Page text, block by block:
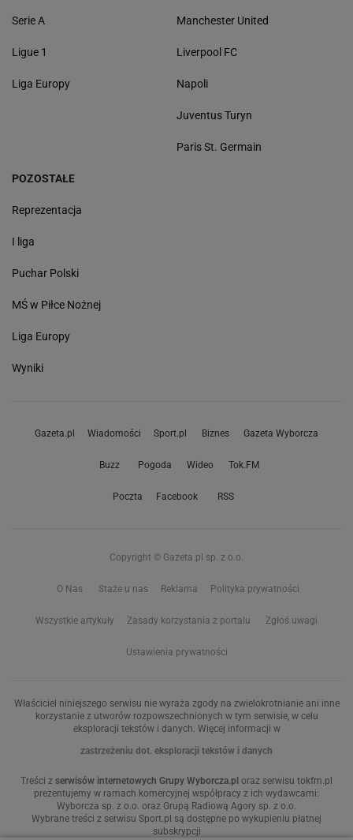
Serie A
Ligue 1
Liga Europy
Manchester United
Liverpool FC
Napoli
Juventus Turyn
Paris St. Germain
POZOSTAŁE
Reprezentacja
I liga
Puchar Polski
MŚ w Piłce Nożnej
Liga Europy
Wyniki
Gazeta.pl Wiadomości Sport.pl Biznes Gazeta Wyborcza
Buzz Pogoda Wideo Tok.FM
Poczta Facebook RSS
Copyright © Gazeta.pl sp. z o.o.
O Nas Staże u nas Reklama Polityka prywatności
Wszystkie artykuły Zasady korzystania z portalu Zgłoś uwagi
Ustawienia prywatności
Właściciel niniejszego serwisu nie wyraża zgody na zwielokrotnianie ani inne
korzystanie z utworów rozpowszechnionych w tym serwisie, w celu
eksploracji tekstów i danych. Więcej informacji w
zastrzeżeniu dot. eksploracji tekstów i danych
Treści z serwisów internetowych Grupy Wyborcza.pl oraz serwisu tokfm.pl
prezentujemy w ramach komercyjnej współpracy z ich wydawcami:
Wyborcza sp. z o.o. oraz Grupą Radiową Agory sp. z o.o.
Wybrane treści z serwisu Sport.pl są dostępne po wykupieniu płatnej
subskrypcji